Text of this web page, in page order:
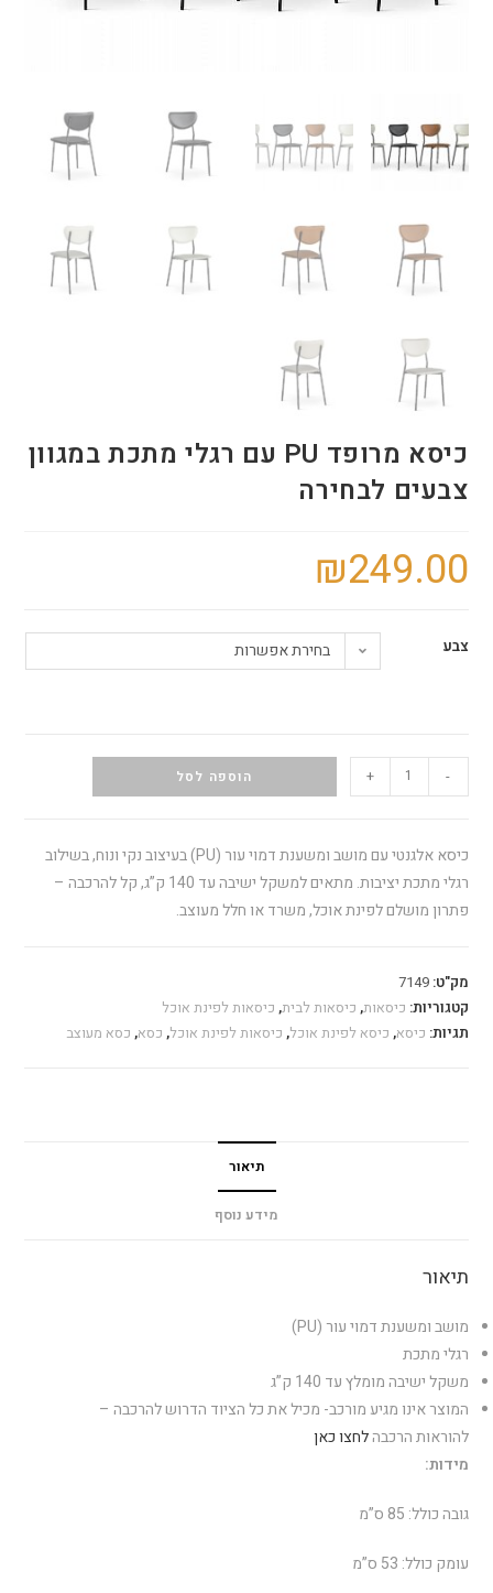
כיסא מרופד PU עם רגלי מתכת במגוון
צבעים לבחירה
₪249.00
צבע בחירת אפשרות
-
+ הוספה לסל
כיסא אלגנטי עם מושב ומשענת דמוי עור (PU) בעיצוב נקי ונוח, בשילוב
רגלי מתכת יציבות. מתאים למשקל ישיבה עד 140 ק”ג, קל להרכבה –
פתרון מושלם לפינת אוכל, משרד או חלל מעוצב.
מק"ט:7149
קטגוריות: כיסאות, כיסאות לבית, כיסאות לפינת אוכל
תגיות: כיסא, כיסא לפינת אוכל, כיסאות לפינת אוכל, כסא, כסא מעוצב
תיאור
מידע נוסף
תיאור
מושב ומשענת דמוי עור (PU)
רגלי מתכת
משקל ישיבה מומלץ עד 140 ק”ג
המוצר אינו מגיע מורכב- מכיל את כל הציוד הדרוש להרכבה –
להוראות הרכבהלחצו כאן
מידות:
גובה כולל: 85 ס”מ
עומק כולל: 53 ס”מ